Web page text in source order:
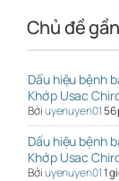
Chủ đề
Dấu hiệu bệnh
Khớp Usac
Bởiuyenuyen0156
Dấu hiệu bệnh
Khớp Usac
Bởiuyenuyen011